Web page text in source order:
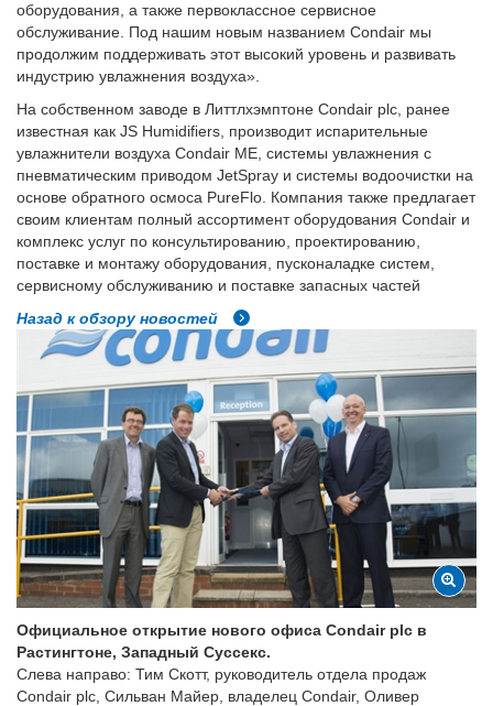
оборудования, а также первоклассное сервисное
обслуживание. Под нашим новым названием Condair мы
продолжим поддерживать этот высокий уровень и развивать
индустрию увлажнения воздуха».
На собственном заводе в Литтлхэмптоне Condair plc, ранее
известная как JS Humidifiers, производит испарительные
увлажнители воздуха Condair ME, системы увлажнения с
пневматическим приводом JetSpray и системы водоочистки на
основе обратного осмоса PureFlo. Компания также предлагает
своим клиентам полный ассортимент оборудования Condair и
комплекс услуг по консультированию, проектированию,
поставке и монтажу оборудования, пусконаладке систем,
сервисному обслуживанию и поставке запасных частей
Назад к обзору новостей
Официальное открытие нового офиса Condair plc в
Растингтоне, Западный Суссекс.
Слева направо: Тим Скотт, руководитель отдела продаж
Condair plc, Сильван Майер, владелец Condair, Оливер